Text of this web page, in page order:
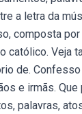
a letra da
composta por
católico. Veja
de.
e irmãs.
palavras,